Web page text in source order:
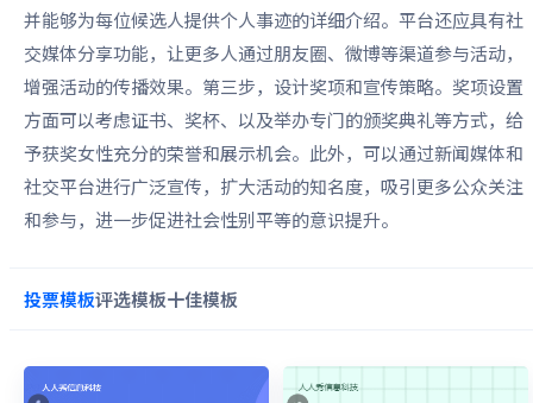
并能够为每位候选人提供个人事迹的详细介绍。平台还应具有社
交媒体分享功能，让更多人通过朋友圈、微博等渠道参与活动，
增强活动的传播效果。第三步，设计奖项和宣传策略。奖项设置
方面可以考虑证书、奖杯、以及举办专门的颁奖典礼等方式，给
予获奖女性充分的荣誉和展示机会。此外，可以通过新闻媒体和
社交平台进行广泛宣传，扩大活动的知名度，吸引更多公众关注
和参与，进一步促进社会性别平等的意识提升。
投票模板评选模板十佳模板